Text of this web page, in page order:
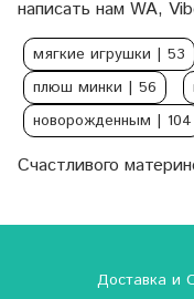
написать нам WA,
мягкие игрушки | 53
плюш минки | 56
новорожденным | 104
Счастливого
Доставка и